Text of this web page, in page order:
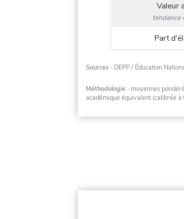
Valeur
tendance
Part
Sources - DEPP / Éducation
Méthodologie - moyennes
académique équivalent (calibrée